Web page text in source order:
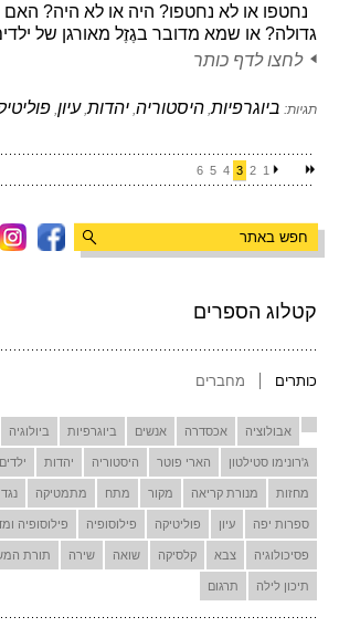
קטלוג הספרים
כותרים מחברים
אבולוציה אכסדרה אנשים ביוגרפיות ביולוגיה
ג'רונימו סטילטון הארי פוטר היסטוריה יהדות ילדים
מחזות מנורת קריאה מקור מתח מתמטיקה
ספרות יפה עיון פוליטיקה פילוסופיה פילוסופיה
פסיכולוגיה צבא קלסיקה שואה שירה תורת
תיכון לילה תרגום
נחטפו או לא נחטפו? היה או לא היה?
גדולה? או שמא מדובר בגֶזֶל מאורגן של
לחצו לדף כותר
תגיות: ביוגרפיות, היסטוריה, יהדות,עיון,
1
2
3
4
5
6